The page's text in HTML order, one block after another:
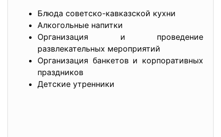
Блюда советско-кавказской кухни
Алкогольные напитки
Организация и проведение
развлекательных мероприятий
Организация банкетов и корпоративных
праздников
Детские утренники